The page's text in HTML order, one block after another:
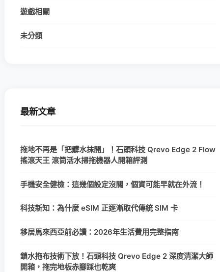
遊戲相關
未分類
最新文章
拖地不再是「把髒水抹開」！石頭科技 Qrevo Edge 2 Flow
搖滾天王 滾筒活水掃拖機器人開箱評測
手機安全健檢：這幾個設定沒關，個資可能早就在外流！
科技新知：為什麼 eSIM 正逐漸取代傳統 SIM 卡
移居馬來西亞前必讀：2026年生活費用完整指南
鎖水拖布技術下放！石頭科技 Qrevo Edge 2 深度清潔大師
開箱，拖完地板赤腳踩也乾爽